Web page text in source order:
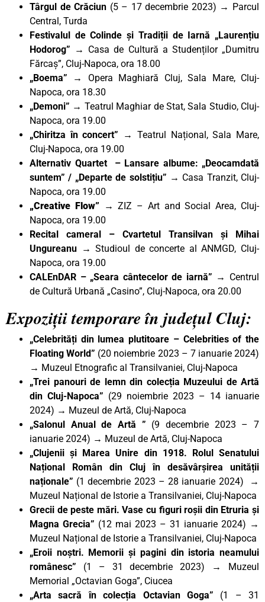
Târgul de Crăciun (5 – 17 decembrie 2023) → Parcul
Central, Turda
Festivalul de Colinde și Tradiții de Iarnă „Laurențiu
Hodorog” → Casa de Cultură a Studenților „Dumitru
Fărcaș”, Cluj-Napoca, ora 18.00
„Boema” → Opera Maghiară Cluj, Sala Mare, Cluj-
Napoca, ora 18.30
„Demoni” → Teatrul Maghiar de Stat, Sala Studio, Cluj-
Napoca, ora 19.00
„Chiritza în concert” → Teatrul Național, Sala Mare,
Cluj-Napoca, ora 19.00
Alternativ Quartet – Lansare albume: „Deocamdată
suntem” / „Departe de solstițiu” → Casa Tranzit, Cluj-
Napoca, ora 19.00
„Creative Flow” →ZIZ – Art and Social Area, Cluj-
Napoca, ora 19.00
Recital cameral – Cvartetul Transilvan şi Mihai
Ungureanu →Studioul de concerte al ANMGD, Cluj-
Napoca, ora 19.00
CALEnDAR – „Seara cântecelor de iarnă” → Centrul
de Cultură Urbană „Casino”, Cluj-Napoca, ora 20.00
Expoziții temporare în județul Cluj:
„Celebrități din lumea plutitoare – Celebrities of the
Floating World” (20 noiembrie 2023 – 7 ianuarie 2024)
→ Muzeul Etnografic al Transilvaniei, Cluj-Napoca
„Trei panouri de lemn din colecția Muzeului de Artă
din Cluj-Napoca” (29 noiembrie 2023 – 14 ianuarie
2024) → Muzeul de Artă, Cluj-Napoca
„Salonul Anual de Artă ” (9 decembrie 2023 – 7
ianuarie 2024) → Muzeul de Artă, Cluj-Napoca
„Clujenii și Marea Unire din 1918. Rolul Senatului
Național Român din Cluj în desăvârșirea unității
naționale” (1 decembrie 2023 – 28 ianuarie 2024) →
Muzeul Național de Istorie a Transilvaniei, Cluj-Napoca
Grecii de peste mări. Vase cu figuri roșii din Etruria și
Magna Grecia” (12 mai 2023 – 31 ianuarie 2024) →
Muzeul Național de Istorie a Transilvaniei, Cluj-Napoca
„Eroii noștri. Memorii și pagini din istoria neamului
românesc” (1 – 31 decembrie 2023) → Muzeul
Memorial „Octavian Goga”, Ciucea
„Arta sacră în colecția Octavian Goga” (1 – 31